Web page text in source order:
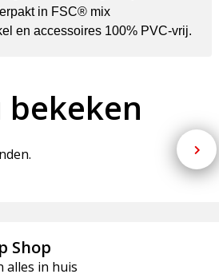
in FSC® mix
en accessoires 100% PVC-vrij.
Shop
alles in huis